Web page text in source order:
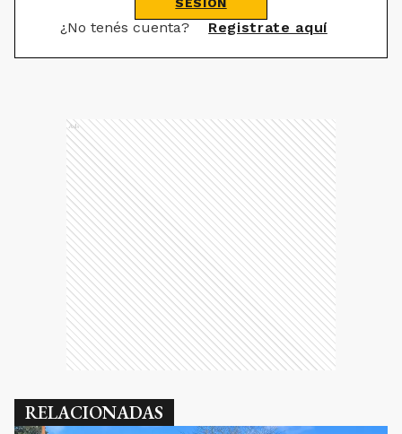
SESIÓN
¿No tenés cuenta? Registrate aquí
Ads
RELACIONADAS